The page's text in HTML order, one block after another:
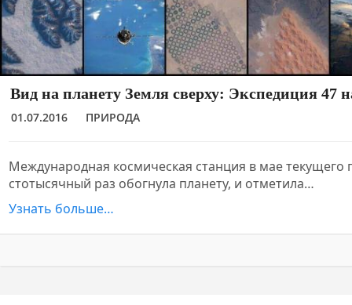
Вид на планету Земля сверху: Экспедиция 47
01.07.2016 ПРИРОДА
Международная космическая станция в мае текущего
стотысячный раз обогнула планету, и отметила…
Узнать больше…